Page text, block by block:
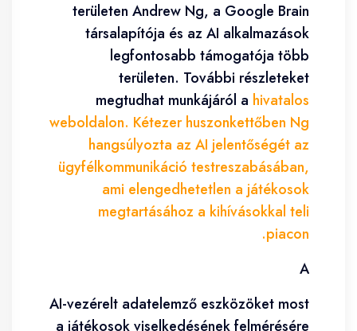
területen Andrew Ng, a Google Brain
társalapítója és az AI alkalmazások
legfontosabb támogatója több
területen. További részleteket
megtudhat munkájáról a hivatalos
weboldalon. Kétezer huszonkettőben Ng
hangsúlyozta az AI jelentőségét az
ügyfélkommunikáció testreszabásában,
ami elengedhetetlen a játékosok
megtartásához a kihívásokkal teli
piacon.
A
AI-vezérelt adatelemző eszközöket most
a játékosok viselkedésének felmérésére